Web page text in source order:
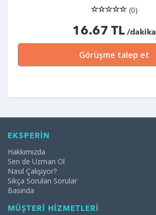
(0)
16.67 TL /dakika
Görüşme talep et
EKSPERİN
Hakkımızda
Sen de Uzman Ol
Nasıl Çalışıyor?
Sıkça Sorulan Sorular
Basında
MÜŞTERİ HİZMETLERİ